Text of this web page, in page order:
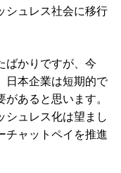
シュレス社会に移行
ばかりですが、今
日本企業は短期的で
あると思います。
シュレス化は望まし
チャットペイを推進